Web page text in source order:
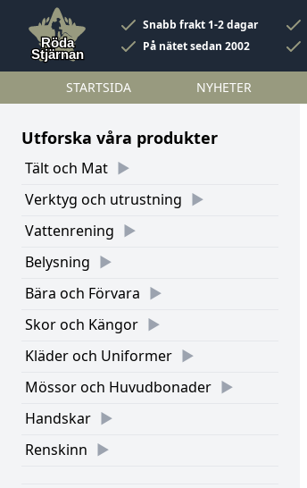
Snabb frakt 1-2 dagar
På nätet sedan 2002
STARTSIDA NYHETER
Utforska våra produkter
Tält och Mat
Verktyg och utrustning
Vattenrening
Belysning
Bära och Förvara
Skor och Kängor
Kläder och Uniformer
Mössor och Huvudbonader
Handskar
Renskinn